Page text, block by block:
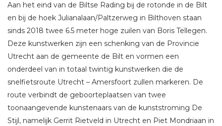
Aan het eind van de Biltse Rading bij de rotonde in de Bilt
en bij de hoek Julianalaan/Paltzerweg in Bilthoven staan
sinds 2018 twee 6.5 meter hoge zuilen van Boris Tellegen.
Deze kunstwerken zijn een schenking van de Provincie
Utrecht aan de gemeente de Bilt en vormen een
onderdeel van in totaal twintig kunstwerken die de
snelfietsroute Utrecht – Amersfoort zullen markeren. De
route verbindt de geboorteplaatsen van twee
toonaangevende kunstenaars van de kunststroming De
Stijl, namelijk Gerrit Rietveld in Utrecht en Piet Mondriaan in